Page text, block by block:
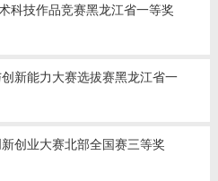
科技作品竞赛黑龙江省一等奖
新能力大赛选拔赛黑龙江省一
创业大赛北部全国赛三等奖